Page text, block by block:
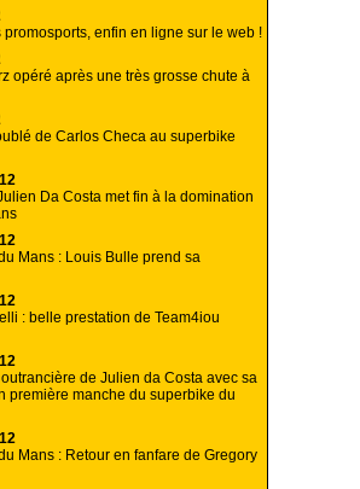
promosports, enfin en ligne sur le web !
opéré après une très grosse chute à
de Carlos Checa au superbike
Da Costa met fin à la domination
Mans : Louis Bulle prend sa
: belle prestation de Team4iou
de Julien da Costa avec sa
première manche du superbike du
Mans : Retour en fanfare de Gregory